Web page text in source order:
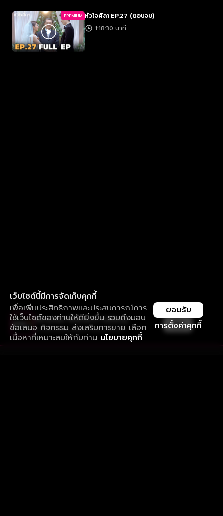
PREMIUM หัวใจศิลา EP.27 (ตอนจบ)
1:18:30 นาที
เว็บไซต์นี้มีการจัดเก็บคุกกี้
เพื่อเพิ่มประสิทธิภาพและประสบการณ์การ
ใช้เว็บไซต์ของท่านให้ดียิ่งขึ้น รวมถึงมอบ
ข้อเสนอ กิจกรรม ส่งเสริมการขาย เลือก
เนื้อหาที่เหมาะสมให้กับท่าน นโยบายคุกกี้
การตั้งค่าคุกกี้
ยอมรับ
ใช้งานแอป ลื่นไหลกว่า ไม่มีสะดุด
ดาวน์โหลดแอปเพื่อการรับชมที่ดีกว่า เปิด